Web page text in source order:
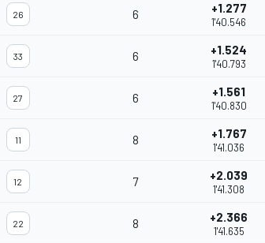
26 6 +1.277
1'40.546
33 6 +1.524
1'40.793
27 6 +1.561
1'40.830
11 8 +1.767
1'41.036
12 7 +2.039
1'41.308
22 8 +2.366
1'41.635